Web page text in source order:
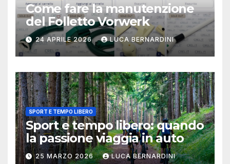
Come fare la manutenzione
del Folletto Vorwerk
24 APRILE 2026 LUCA BERNARDINI
SPORT E TEMPO LIBERO
Sport e tempo libero: quando
la passione viaggia in auto
25 MARZO 2026 LUCA BERNARDINI